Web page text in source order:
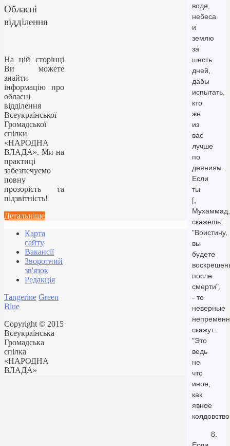
воде,
небеса
и
землю
за
шесть
дней,
дабы
испытать,
кто
же
из
вас
лучше
по
деяниям.
Если
ты
[,
скажешь:
"Воистину,
вы
будете
после
смерти",
- то
неверные
скажут:
"Это
ведь
не
что
иное,
как
явное
8.
Обласні
відділення
На цій сторінці
Ви можете
знайти
інформацію про
обласні
відділення
Всеукраїнської
Громадської
спілки
«НАРОДНА
ВЛАДА». Ми на
практиці
забезпечуємо
повну
прозорість та
підзвітність!
Детальніше
Карта
сайту
Вакансії
Зворотний
зв'язок
Редакція
Tangerine Green
Blue
Copyright © 2015
Всеукраїнська
Громадська
спілка
«НАРОДНА
ВЛАДА»